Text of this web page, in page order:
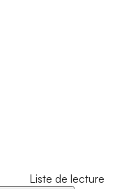
Liste de lecture